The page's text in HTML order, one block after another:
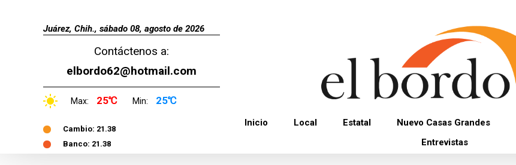
Juárez, Chih., sábado 08, agosto de 2026
Contáctenos a:
elbordo62@hotmail.com
Max: 25℃ Min: 25℃
Cambio: 21.38
Banco: 21.38
Inicio Local Estatal Nuevo Casas Grandes
Entrevistas